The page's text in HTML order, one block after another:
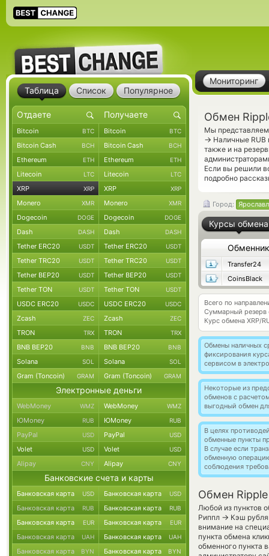
Мониторинг
Обмен
Мы представляем
→ Наличные RUB
также и на
Если вы решили
подробно
Город:
Курсы обмена
Обменник
Transfer24
CoinsBlack
Всего по
Суммарный резерв
Курс обмена XRP/
Обмены наличных
фиксирования
сервисом в
Некоторые из
обменов с
выгодный обмен
В целях
обменные пункты
В случае если
обменную
соблюдения
Обмен Ripple
Любой из пунктов
Риппл → Кэш
внимание на
пункта обмена
обменного пункта
Таблица Список Популярное
Bitcoin BTC Bitcoin BTC
Bitcoin Cash BCH Bitcoin Cash BCH
Ethereum ETH Ethereum ETH
Litecoin LTC Litecoin LTC
XRP XRP XRP XRP
Monero XMR Monero XMR
Dogecoin DOGE Dogecoin DOGE
Dash DASH Dash DASH
Tether ERC20 USDT Tether ERC20 USDT
Tether TRC20 USDT Tether TRC20 USDT
Tether BEP20 USDT Tether BEP20 USDT
Tether TON USDT Tether TON USDT
USDC ERC20 USDC USDC ERC20 USDC
Zcash ZEC Zcash ZEC
TRON TRX TRON TRX
BNB BEP20 BNB BNB BEP20 BNB
Solana SOL Solana SOL
Gram (Toncoin) GRAM Gram (Toncoin) GRAM
Электронные деньги
WebMoney WMZ WebMoney WMZ
ЮMoney RUB ЮMoney RUB
PayPal USD PayPal USD
Volet USD Volet USD
Alipay CNY Alipay CNY
Банковские счета и карты
Банковская карта USD Банковская карта USD
Банковская карта RUB Банковская карта RUB
Банковская карта EUR Банковская карта EUR
Банковская карта UAH Банковская карта UAH
Банковская карта BYN Банковская карта BYN